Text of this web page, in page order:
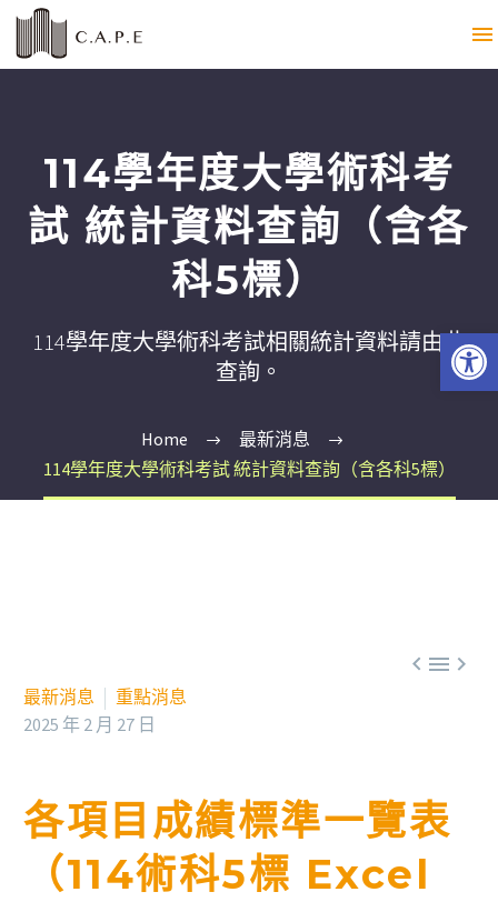
114學年度大學術科考
試 統計資料查詢（含各
科5標）
114學年度大學術科考試相關統計資料請由此
查詢。
Home
最新消息
114學年度大學術科考試 統計資料查詢（含各科5標）

最新消息
重點消息
2025 年 2 月 27 日
各項目成績標準一覽表
（114術科5標 Excel